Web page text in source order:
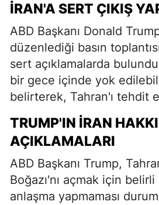
İRAN'A SERT ÇIKIŞ
ABD Başkanı Donald
düzenlediği basın
sert açıklamalarda
bir gece içinde yok
belirterek, Tahran'ı tehdit
TRUMP'IN İRAN
AÇIKLAMALARI
ABD Başkanı Trump,
Boğazı'nı açmak için
anlaşma yapmaması